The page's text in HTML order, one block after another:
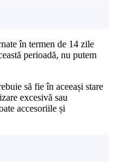
în termen de 14 zile
perioadă, nu putem
să fie în aceeași stare
excesivă sau
accesoriile și